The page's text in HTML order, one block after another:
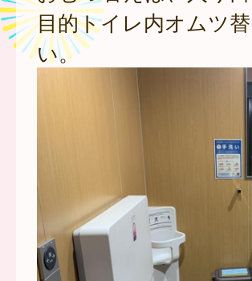
目的トイレ内オムツ
い。